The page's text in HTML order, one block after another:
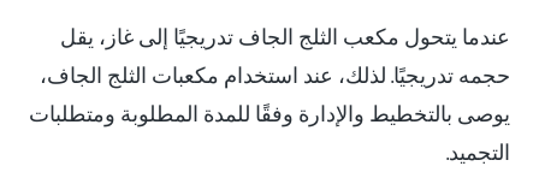
عندما يتحول مكعب الثلج الجاف تدريجيًا إلى غاز، يقل
حجمه تدريجيًا. لذلك، عند استخدام مكعبات الثلج الجاف،
يوصى بالتخطيط والإدارة وفقًا للمدة المطلوبة ومتطلبات
التجميد.